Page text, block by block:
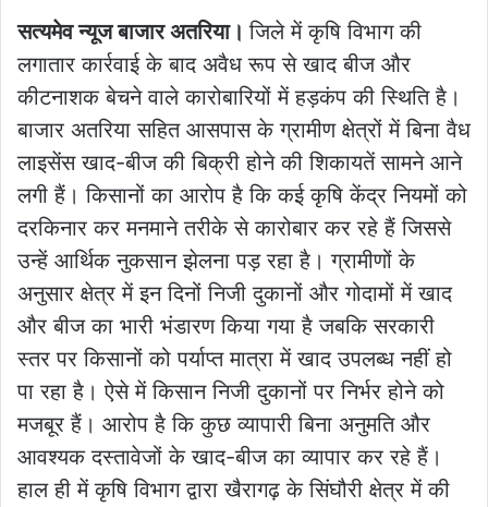
सत्यमेव न्यूज बाजार अतरिया।जिले में कृषि विभाग की
लगातार कार्रवाई के बाद अवैध रूप से खाद बीज और
कीटनाशक बेचने वाले कारोबारियों में हड़कंप की स्थिति है।
बाजार अतरिया सहित आसपास के ग्रामीण क्षेत्रों में बिना वैध
लाइसेंस खाद-बीज की बिक्री होने की शिकायतें सामने आने
लगी हैं। किसानों का आरोप है कि कई कृषि केंद्र नियमों को
दरकिनार कर मनमाने तरीके से कारोबार कर रहे हैं जिससे
उन्हें आर्थिक नुकसान झेलना पड़ रहा है। ग्रामीणों के
अनुसार क्षेत्र में इन दिनों निजी दुकानों और गोदामों में खाद
और बीज का भारी भंडारण किया गया है जबकि सरकारी
स्तर पर किसानों को पर्याप्त मात्रा में खाद उपलब्ध नहीं हो
पा रहा है। ऐसे में किसान निजी दुकानों पर निर्भर होने को
मजबूर हैं। आरोप है कि कुछ व्यापारी बिना अनुमति और
आवश्यक दस्तावेजों के खाद-बीज का व्यापार कर रहे हैं।
हाल ही में कृषि विभाग द्वारा खैरागढ़ के सिंघौरी क्षेत्र में की